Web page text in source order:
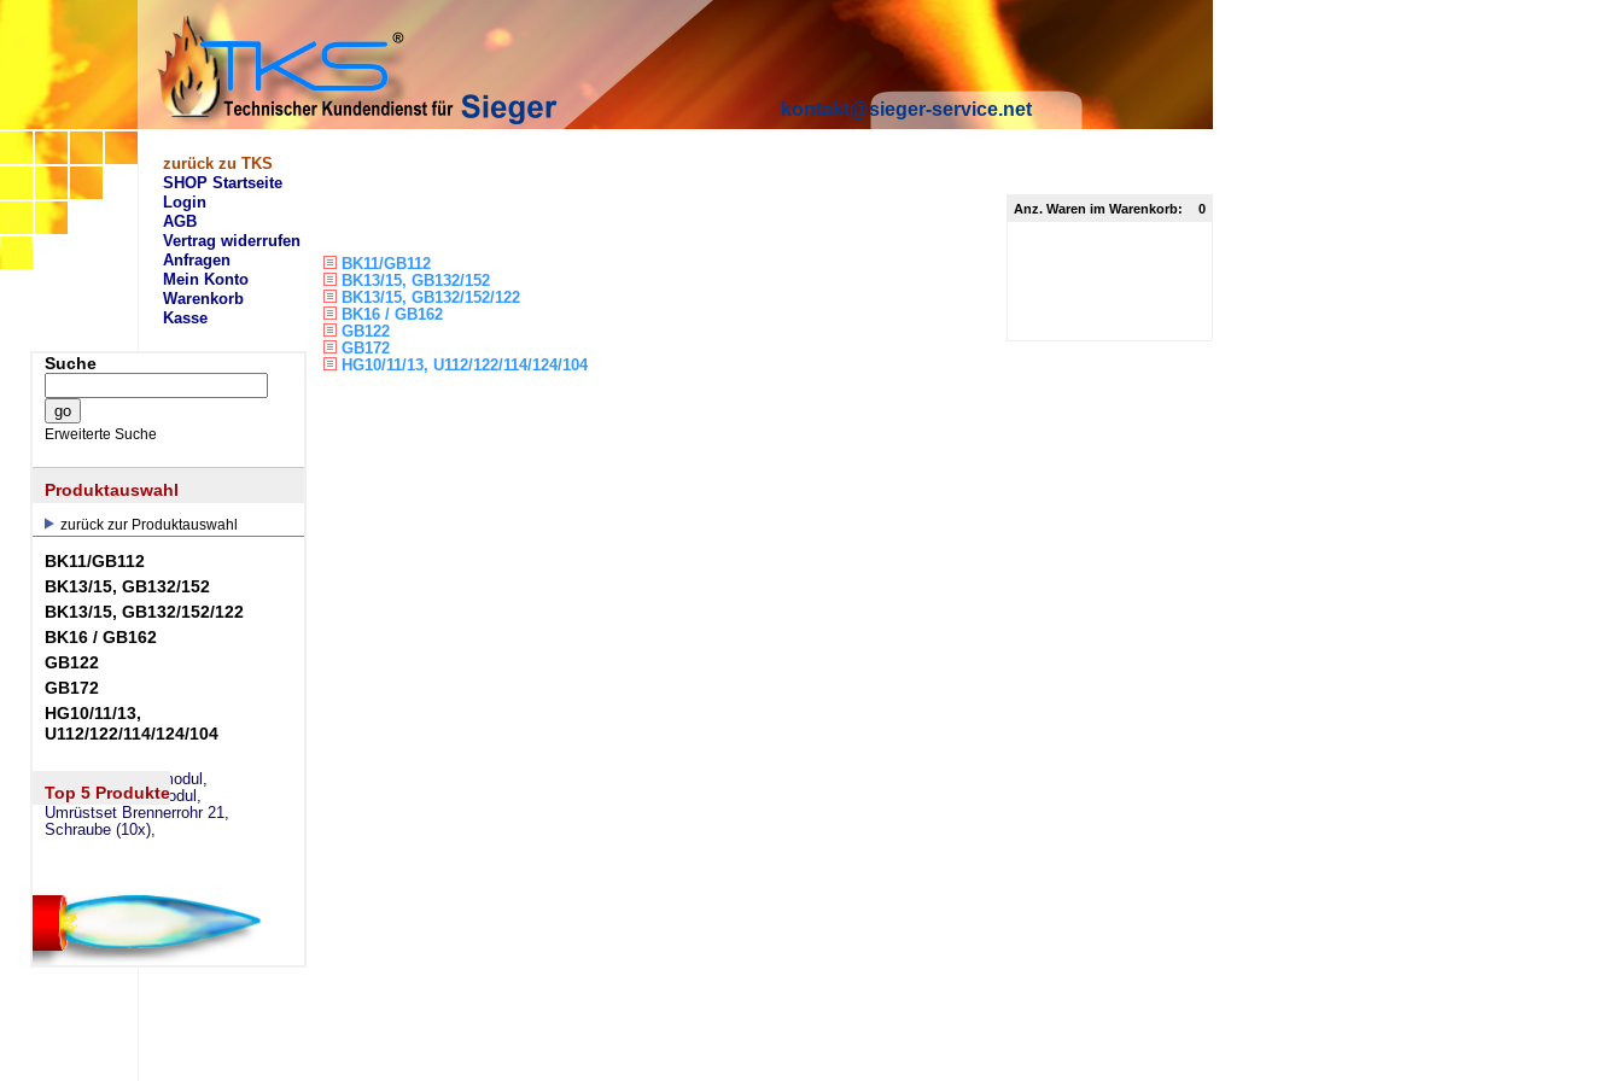
kontakt@sieger-service.net
zurück zu TKS
SHOP Startseite
Login
AGB
Vertrag widerrufen
Anfragen
Mein Konto
Warenkorb
Kasse
Anz. Waren im Warenkorb: 0
Suche
Erweiterte Suche
Produktauswahl
zurück zur Produktauswahl
BK11/GB112
BK13/15, GB132/152
BK13/15, GB132/152/122
BK16 / GB162
GB122
GB172
HG10/11/13,
U112/122/114/124/104
Top 5 Produkte
eSW73 Weichenmodul,
eSM73 Mischermodul,
Umrüstset Brennerrohr 21,
Schraube (10x),
BK11/GB112
BK13/15, GB132/152
BK13/15, GB132/152/122
BK16 / GB162
GB122
GB172
HG10/11/13, U112/122/114/124/104